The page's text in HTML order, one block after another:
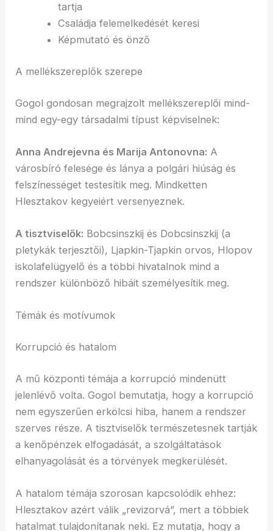
tartja
Családja felemelkedését keresi
Képmutató és önző
A mellékszereplők szerepe
Gogol gondosan megrajzolt mellékszereplői mind-
mind egy-egy társadalmi típust képviselnek:
Anna Andrejevna és Marija Antonovna: A
városbíró felesége és lánya a polgári hiúság és
felszínességet testesítik meg. Mindketten
Hlesztakov kegyeiért versenyeznek.
A tisztviselők: Bobcsinszkij és Dobcsinszkij (a
pletykák terjesztői), Ljapkin-Tjapkin orvos, Hlopov
iskolafelügyelő és a többi hivatalnok mind a
rendszer különböző hibáit személyesítik meg.
Témák és motívumok
Korrupció és hatalom
A mű központi témája a korrupció mindenütt
jelenlévő volta. Gogol bemutatja, hogy a korrupció
nem egyszerűen erkölcsi hiba, hanem a rendszer
szerves része. A tisztviselők természetesnek tartják
a kenőpénzek elfogadását, a szolgáltatások
elhanyagolását és a törvények megkerülését.
A hatalom témája szorosan kapcsolódik ehhez:
Hlesztakov azért válik „revizorvá”, mert a többiek
hatalmat tulajdonítanak neki. Ez mutatja, hogy a